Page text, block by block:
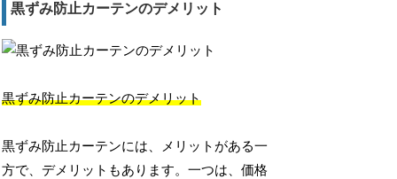
黒ずみ防止カーテンのデメリット
黒ずみ防止カーテンのデメリット
黒ずみ防止カーテンには、メリットがある一
方で、デメリットもあります。一つは、価格